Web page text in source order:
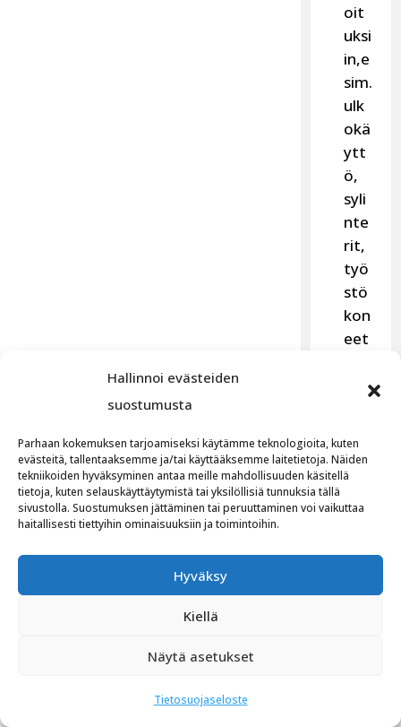
Hallinnoi evästeiden
suostumusta
Parhaan kokemuksen tarjoamiseksi käytämme teknologioita, kuten
evästeitä, tallentaaksemme ja/tai käyttääksemme laitetietoja. Näiden
tekniikoiden hyväksyminen antaa meille mahdollisuuden käsitellä
tietoja, kuten selauskäyttäytymistä tai yksilöllisiä tunnuksia tällä
sivustolla. Suostumuksen jättäminen tai peruuttaminen voi vaikuttaa
haitallisesti tiettyihin ominaisuuksiin ja toimintoihin.
Hyväksy
Kiellä
Näytä asetukset
Tietosuojaseloste
oit
uksi
in,e
sim.
ulk
okä
ytt
ö,
syli
nte
rit,
työ
stö
kon
eet
tav
UV-
ja
Llo
äks